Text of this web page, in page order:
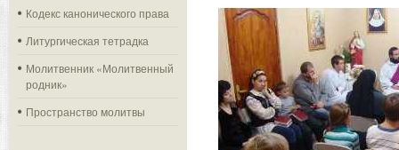
Кодекс канонического права
Литургическая тетрадка
Молитвенник «Молитвенный
родник»
Пространство молитвы